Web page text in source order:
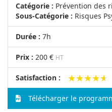
Catégorie : Prévention des
Sous-Catégorie : Risques
Durée : 7h
Prix : 200 € HT
Satisfaction : ★★★★★
★★★★★
Télécharger le